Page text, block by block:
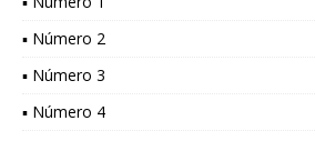
▪ Número 2
▪ Número 3
▪ Número 4